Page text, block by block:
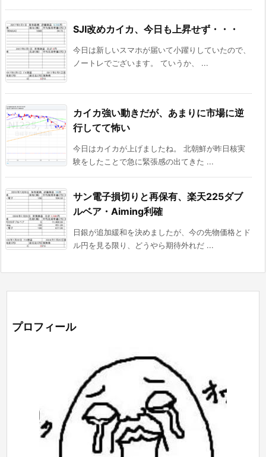
SJI改めカイカ、今日も上昇せず・・・
今日は新しいスマホが届いて小躍りしていたので、
ノートレでございます。 ていうか、 ...
カイカ強い動きだが、あまりに市場に逆
行してて怖い
今日はカイカが上げましたね。 北朝鮮が昨日核実
験をしたことで急に緊張感の出てきた ...
サン電子損切りと再保有、楽天225ダブ
ルベア・Aiming利確
日銀が追加緩和を決めましたが、今の先物価格とド
ル円を見る限り、どうやら期待外れだ ...
プロフィール